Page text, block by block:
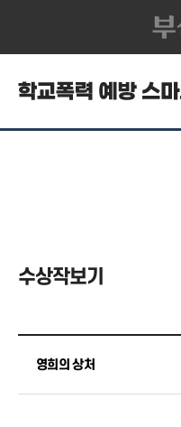
수상작보기
영희의 상처